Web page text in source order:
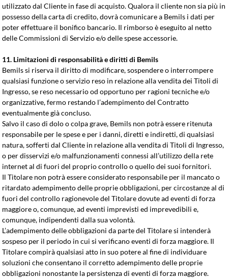
utilizzato dal Cliente in fase di acquisto. Qualora il cliente non sia più in
possesso della carta di credito, dovrà comunicare a Bemils i dati per
poter effettuare il bonifico bancario. Il rimborso è eseguito al netto
delle Commissioni di Servizio e/o delle spese accessorie.
11. Limitazioni di responsabilità e diritti di Bemils
Bemils si riserva il diritto di modificare, sospendere o interrompere
qualsiasi funzione o servizio reso in relazione alla vendita dei Titoli di
Ingresso, se reso necessario od opportuno per ragioni tecniche e/o
organizzative, fermo restando l’adempimento del Contratto
eventualmente già concluso.
Salvo il caso di dolo o colpa grave, Bemils non potrà essere ritenuta
responsabile per le spese e per i danni, diretti e indiretti, di qualsiasi
natura, sofferti dal Cliente in relazione alla vendita di Titoli di Ingresso,
o per disservizi e/o malfunzionamenti connessi all’utilizzo della rete
internet al di fuori del proprio controllo o quello dei suoi fornitori.
Il Titolare non potrà essere considerato responsabile per il mancato o
ritardato adempimento delle proprie obbligazioni, per circostanze al di
fuori del controllo ragionevole del Titolare dovute ad eventi di forza
maggiore o, comunque, ad eventi imprevisti ed imprevedibili e,
comunque, indipendenti dalla sua volontà.
L’adempimento delle obbligazioni da parte del Titolare si intenderà
sospeso per il periodo in cui si verificano eventi di forza maggiore. Il
Titolare compirà qualsiasi atto in suo potere al fine di individuare
soluzioni che consentano il corretto adempimento delle proprie
obbligazioni nonostante la persistenza di eventi di forza maggiore.